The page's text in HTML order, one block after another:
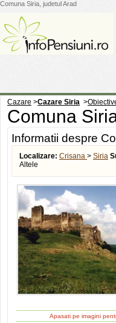
Comuna Siria, judetul Arad
Cazare >Cazare Siria >
Comuna
Informatii despre
Localizare: Crisana > Siria
Altele
Apasati pe imagini